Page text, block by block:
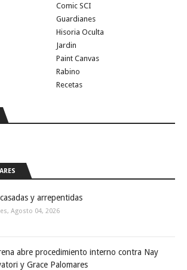
Comic SCI
Guardianes
Hisoria Oculta
Jardin
Paint Canvas
Rabino
Recetas
y arrepentidas
Agosto 04, 2026
abre procedimiento interno contra Nay
y Grace Palomares